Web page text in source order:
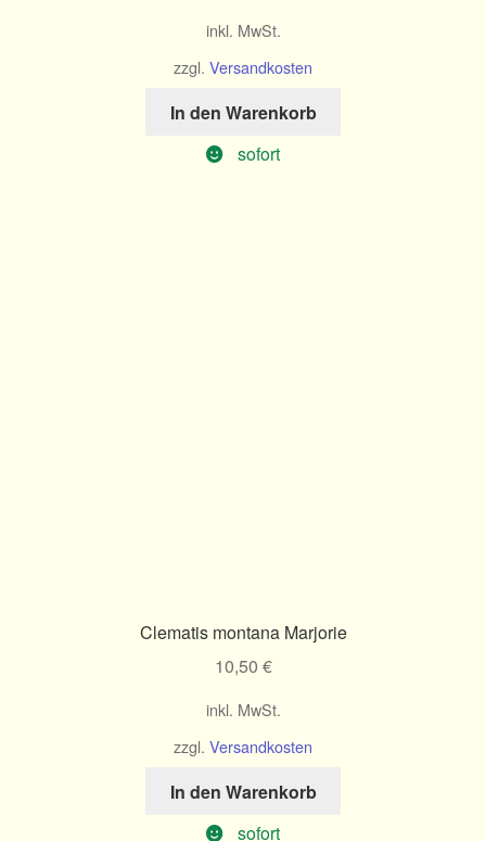
inkl. MwSt.
zzgl. Versandkosten
In den Warenkorb
sofort
Clematis montana Marjorie
10,50 €
inkl. MwSt.
zzgl. Versandkosten
In den Warenkorb
sofort